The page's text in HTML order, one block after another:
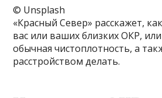
© Unsplash
«Красный Север» расскажет,
вас или ваших близких ОКР,
обычная чистоплотность, а
расстройством делать.